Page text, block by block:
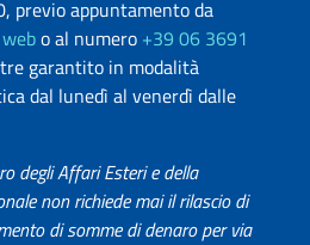
previo appuntamento da
o al numero +39 06 3691
garantito in modalità
dal lunedì al venerdì dalle
degli Affari Esteri e della
non richiede mai il rilascio di
di somme di denaro per via